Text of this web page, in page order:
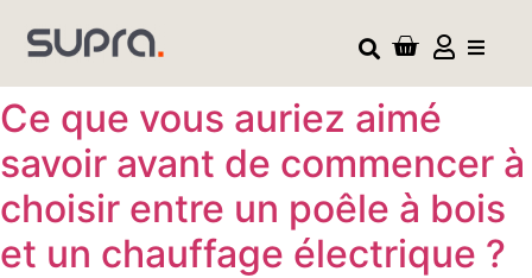
Ce que vous auriez aimé
savoir avant de commencer à
choisir entre un poêle à bois
et un chauffage électrique ?